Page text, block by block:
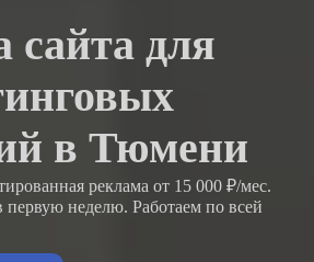
сайта для
в Тюмени
реклама от 15 000 ₽/мес.
первую неделю. Работаем по всей